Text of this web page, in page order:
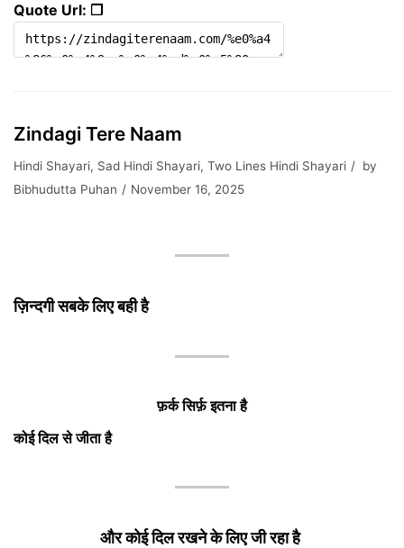
Quote Url: ❐
Zindagi Tere Naam
Hindi Shayari, Sad Hindi Shayari, Two Lines Hindi Shayari
by
Bibhudutta Puhan
November 16, 2025
ज़िन्दगी सबके लिए बही है
फ़र्क सिर्फ़ इतना है
कोई दिल से जीता है
और कोई दिल रखने के लिए जी रहा है